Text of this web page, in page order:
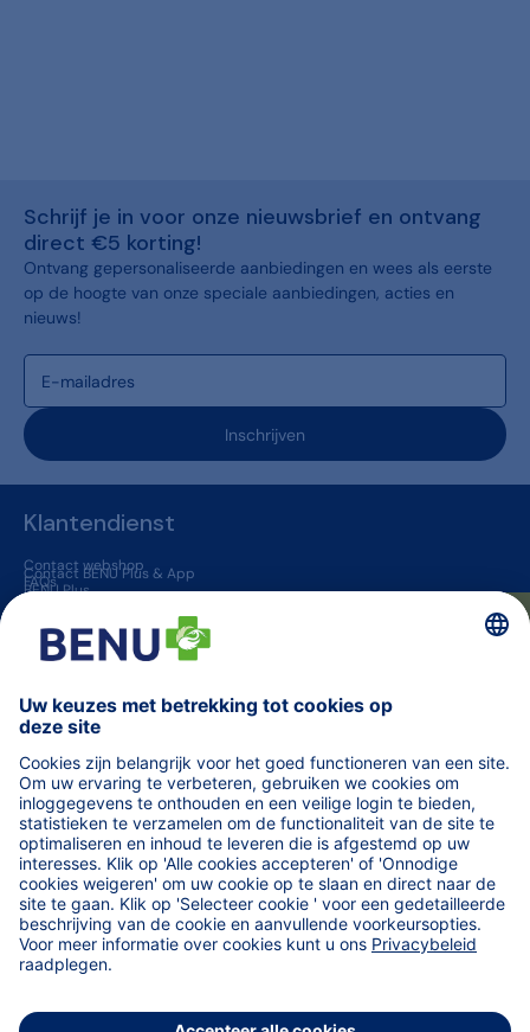
Schrijf je in voor onze nieuwsbrief en ontvang
direct €5 korting!
Ontvang gepersonaliseerde aanbiedingen en wees als eerste
op de hoogte van onze speciale aanbiedingen, acties en
nieuws!
Inschrijven
Klantendienst
Contact webshop
Contact BENU Plus & App
FAQs
BENU Plus
BENU App
BENU apotheken
Overige informatie
Blogs
Helena
TARIEVEN terugbetaalde zorg
Vind een apotheek (van wacht)
Orde der Apothekers
Code van farmaceutische plichtenleer
fagg
MINT - Zorgprofessionals
Medisch materiaal voor professionals
WeCarePro - Infosite voor zorgprofessionals
Algemene voorwaarden
AV online apotheek
AV in de apotheek
Privacybeleid
Cookievoorkeuren
Cookie Voorkeursinstellingen
Wettelijke vermeldingen
BENU SA/NV
BE 0436.826.929
BENU Oostende Petit Paris
+32 59564043
e-commerce@benu.be
Vind ons op social media
★ Beoordelingen